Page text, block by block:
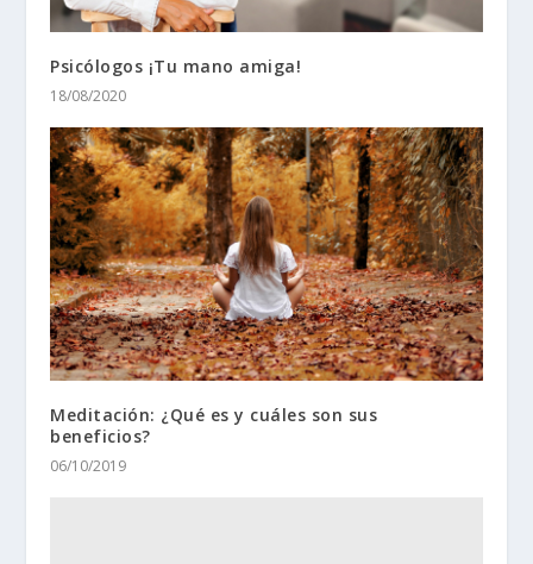
Psicólogos ¡Tu mano amiga!
18/08/2020
Meditación: ¿Qué es y cuáles son sus
beneficios?
06/10/2019